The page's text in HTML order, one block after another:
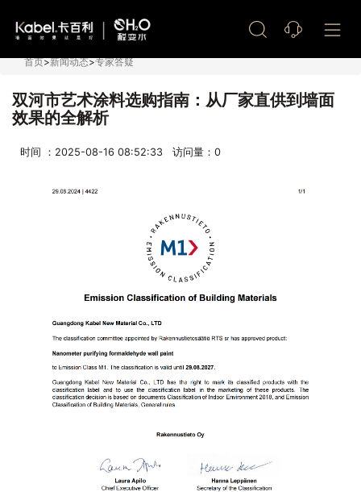
首页>新闻动态>专家答疑
双河市艺术涂料选购指南：从厂家直供到墙面
效果的全解析
时间 ：2025-08-16 08:52:33 访问量： 0